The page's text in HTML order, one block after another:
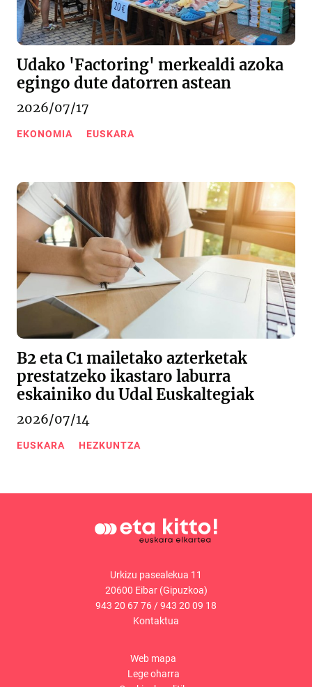
Udako 'Factoring' merkealdi azoka
egingo dute datorren astean
2026/07/17
EKONOMIA EUSKARA
B2 eta C1 mailetako azterketak
prestatzeko ikastaro laburra
eskainiko du Udal Euskaltegiak
2026/07/14
EUSKARA HEZKUNTZA
Urkizu pasealekua 11
20600 Eibar (Gipuzkoa)
943 20 67 76/943 20 09 18
Kontaktua
Web mapa
Lege oharra